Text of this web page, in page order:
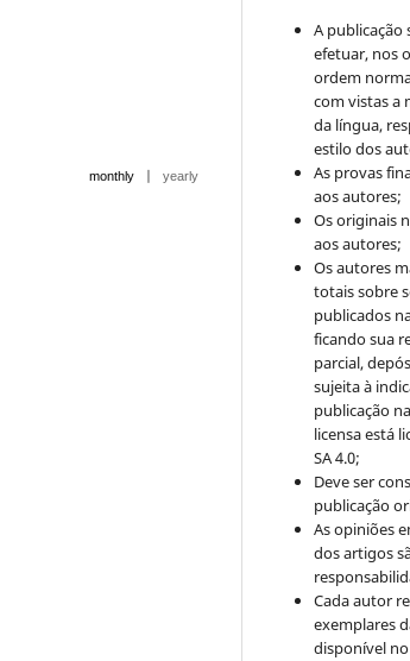
monthly | yearly
A publicação
efetuar, nos
ordem
com vistas a
da língua,
estilo dos
As provas
aos autores;
Os originais
aos autores;
Os autores
totais sobre
publicados
ficando sua
parcial,
sujeita à
publicação
licensa está
SA 4.0;
Deve ser
publicação
As opiniões
dos artigos
Cada autor
exemplares
disponível